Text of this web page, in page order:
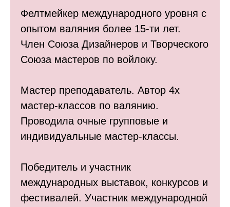
Фелтмейкер международного уровня с
опытом валяния более 15-ти лет.
Член Союза Дизайнеров и Творческого
Союза мастеров по войлоку.
Мастер преподаватель. Автор 4х
мастер-классов по валянию.
Проводила очные групповые и
индивидуальные мастер-классы.
Победитель и участник
международных выставок, конкурсов и
фестивалей. Участник международной